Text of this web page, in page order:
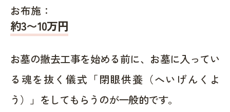
お布施：
約3〜10万円
お墓の撤去工事を始める前に、お墓に入ってい
る魂を抜く儀式「閉眼供養（へいげんくよ
う）」をしてもらうのが一般的です。